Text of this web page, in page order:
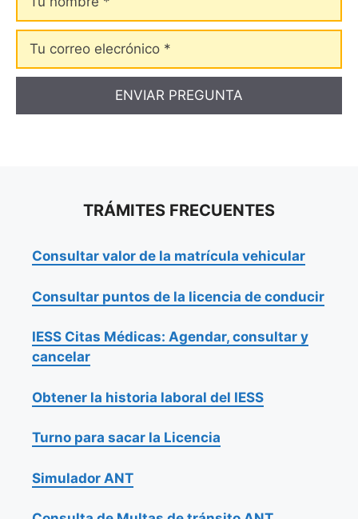
nombre
Tu
correo
elecrónico
TRÁMITES FRECUENTES
Consultar valor de la matrícula vehicular
Consultar puntos de la licencia de conducir
IESS Citas Médicas: Agendar, consultar y
cancelar
Obtener la historia laboral del IESS
Turno para sacar la Licencia
Simulador ANT